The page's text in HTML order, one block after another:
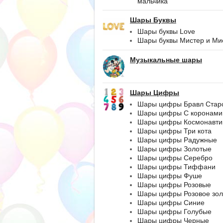
Шары Буквы
Шары буквы Love
Шары буквы Мистер и
Музыкальные шары
Шары Цифры
Шары цифры Бравл
Шары цифры С коронами
Шары цифры
Шары цифры Три кота
Шары цифры Радужные
Шары цифры Золотые
Шары цифры Серебро
Шары цифры Тиффани
Шары цифры Фуше
Шары цифры Розовые
Шары цифры Розовое
Шары цифры Синие
Шары цифры Голубые
Шары цифры Черные